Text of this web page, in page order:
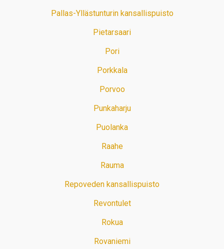
Pallas-Yllästunturin kansallispuisto
Pietarsaari
Pori
Porkkala
Porvoo
Punkaharju
Puolanka
Raahe
Rauma
Repoveden kansallispuisto
Revontulet
Rokua
Rovaniemi